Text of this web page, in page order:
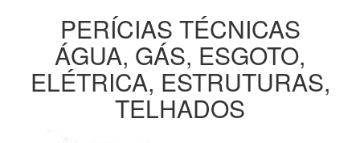
PERÍCIAS TÉCNICAS
ÁGUA, GÁS, ESGOTO,
ELÉTRICA, ESTRUTURAS,
TELHADOS